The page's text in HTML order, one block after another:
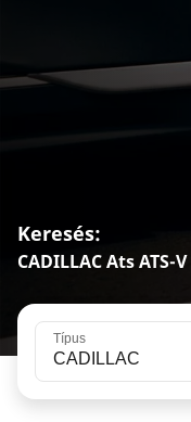
Keresés:
CADILLAC Ats
Típus
CADILLAC